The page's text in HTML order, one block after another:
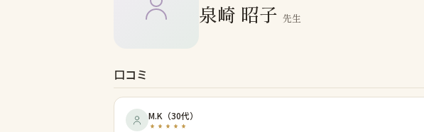
泉崎 昭子 先生
口コミ
M.K （30代）